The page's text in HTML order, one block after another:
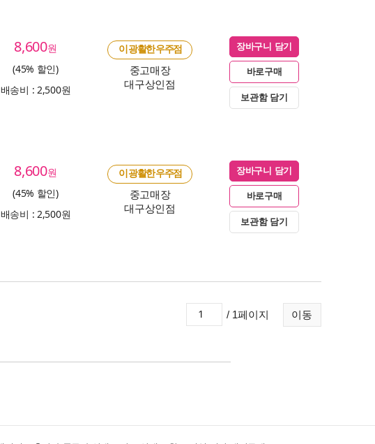
8,600원
(45% 할인)
배송비 : 2,500원
이 광활한 우주점
중고매장
대구상인점
장바구니 담기
바로구매
보관함 담기
8,600원
(45% 할인)
배송비 : 2,500원
이 광활한 우주점
중고매장
대구상인점
장바구니 담기
바로구매
보관함 담기
이동
/ 1페이지